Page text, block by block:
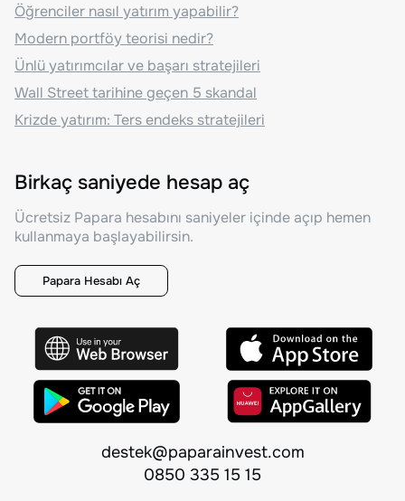
Öğrenciler nasıl yatırım yapabilir?
Modern portföy teorisi nedir?
Ünlü yatırımcılar ve başarı stratejileri
Wall Street tarihine geçen 5 skandal
Krizde yatırım: Ters endeks stratejileri
Birkaç saniyede hesap aç
Ücretsiz Papara hesabını saniyeler içinde açıp hemen
kullanmaya başlayabilirsin.
Papara Hesabı Aç
destek@paparainvest.com
0850 335 15 15